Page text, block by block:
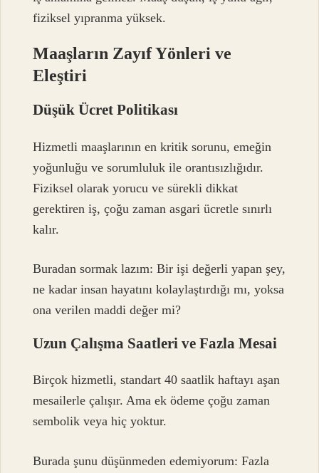
fiziksel yıpranma yüksek.
Maaşların Zayıf Yönleri ve
Eleştiri
Düşük Ücret Politikası
Hizmetli maaşlarının en kritik sorunu, emeğin
yoğunluğu ve sorumluluk ile orantısızlığıdır.
Fiziksel olarak yorucu ve sürekli dikkat
gerektiren iş, çoğu zaman asgari ücretle sınırlı
kalır.
Buradan sormak lazım: Bir işi değerli yapan şey,
ne kadar insan hayatını kolaylaştırdığı mı, yoksa
ona verilen maddi değer mi?
Uzun Çalışma Saatleri ve Fazla Mesai
Birçok hizmetli, standart 40 saatlik haftayı aşan
mesailerle çalışır. Ama ek ödeme çoğu zaman
sembolik veya hiç yoktur.
Burada şunu düşünmeden edemiyorum: Fazla